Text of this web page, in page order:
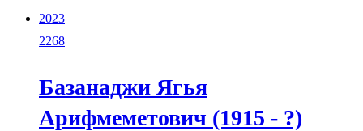
2023
2268
Базанаджи Ягья
Арифмеметович (1915 - ?)